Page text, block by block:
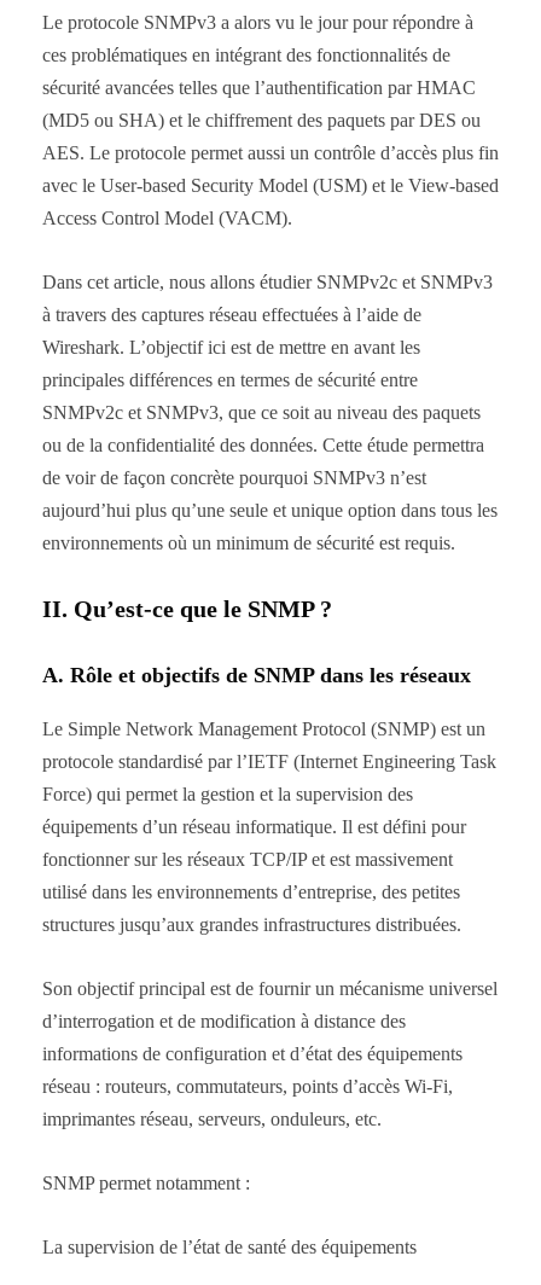
Le protocole SNMPv3 a alors vu le jour pour répondre à
ces problématiques en intégrant des fonctionnalités de
sécurité avancées telles que l’authentification par HMAC
(MD5 ou SHA) et le chiffrement des paquets par DES ou
AES. Le protocole permet aussi un contrôle d’accès plus fin
avec le User-based Security Model (USM) et le View-based
Access Control Model (VACM).
Dans cet article, nous allons étudier SNMPv2c et SNMPv3
à travers des captures réseau effectuées à l’aide de
Wireshark. L’objectif ici est de mettre en avant les
principales différences en termes de sécurité entre
SNMPv2c et SNMPv3, que ce soit au niveau des paquets
ou de la confidentialité des données. Cette étude permettra
de voir de façon concrète pourquoi SNMPv3 n’est
aujourd’hui plus qu’une seule et unique option dans tous les
environnements où un minimum de sécurité est requis.
II. Qu’est-ce que le SNMP ?
A. Rôle et objectifs de SNMP dans les réseaux
Le Simple Network Management Protocol (SNMP) est un
protocole standardisé par l’IETF (Internet Engineering Task
Force) qui permet la gestion et la supervision des
équipements d’un réseau informatique. Il est défini pour
fonctionner sur les réseaux TCP/IP et est massivement
utilisé dans les environnements d’entreprise, des petites
structures jusqu’aux grandes infrastructures distribuées.
Son objectif principal est de fournir un mécanisme universel
d’interrogation et de modification à distance des
informations de configuration et d’état des équipements
réseau : routeurs, commutateurs, points d’accès Wi-Fi,
imprimantes réseau, serveurs, onduleurs, etc.
SNMP permet notamment :
La supervision de l’état de santé des équipements